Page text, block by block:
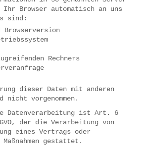
Browser automatisch an uns
sind:
Browserversion
Rechners
dieser Daten mit anderen
nicht vorgenommen.
Datenverarbeitung ist Art. 6
der die Verarbeitung von
eines Vertrags oder
gestattet.